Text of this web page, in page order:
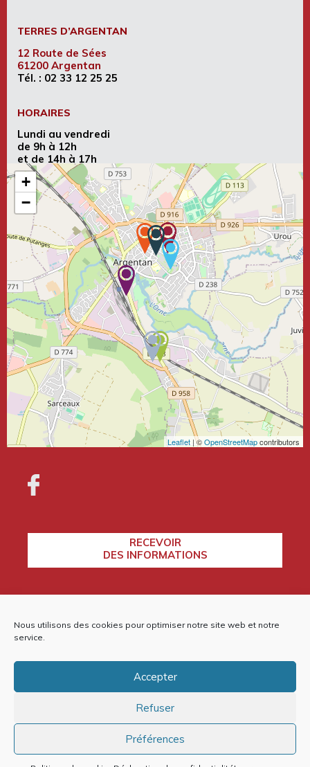
Nous utilisons des cookies pour optimiser notre site web et notre
service.
Accepter
Refuser
Préférences
TERRES D’ARGENTAN
12 Route de Sées
61200 Argentan
Tél. : 02 33 12 25 25
HORAIRES
Lundi au vendredi
de 9h à 12h
et de 14h à 17h
+
−
Leaflet | ©OpenStreetMapcontributors
RECEVOIR
DES INFORMATIONS
CONTACTEZ-NOUS
Plan du site
Mentions légales et politique de confidentialité